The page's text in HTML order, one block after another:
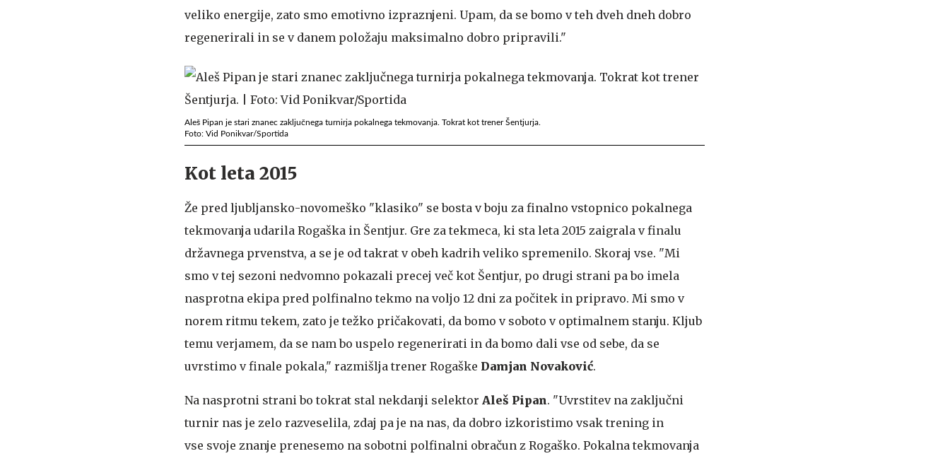
veliko energije, zato smo emotivno izpraznjeni. Upam, da se bomo v teh dveh dneh dobro
regenerirali in se v danem položaju maksimalno dobro pripravili."
Aleš Pipan je stari znanec zaključnega turnirja pokalnega tekmovanja. Tokrat kot trener Šentjurja.
Foto: Vid Ponikvar/Sportida
Kot leta 2015
Že pred ljubljansko-novomeško "klasiko" se bosta v boju za finalno vstopnico pokalnega
tekmovanja udarila Rogaška in Šentjur. Gre za tekmeca, ki sta leta 2015 zaigrala v finalu
državnega prvenstva, a se je od takrat v obeh kadrih veliko spremenilo. Skoraj vse. "Mi
smo v tej sezoni nedvomno pokazali precej več kot Šentjur, po drugi strani pa bo imela
nasprotna ekipa pred polfinalno tekmo na voljo 12 dni za počitek in pripravo. Mi smo v
norem ritmu tekem, zato je težko pričakovati, da bomo v soboto v optimalnem stanju. Kljub
temu verjamem, da se nam bo uspelo regenerirati in da bomo dali vse od sebe, da se
uvrstimo v finale pokala," razmišlja trener Rogaške Damjan Novaković.
Na nasprotni strani bo tokrat stal nekdanji selektor Aleš Pipan. "Uvrstitev na zaključni
turnir nas je zelo razveselila, zdaj pa je na nas, da dobro izkoristimo vsak trening in
vse svoje znanje prenesemo na sobotni polfinalni obračun z Rogaško. Pokalna tekmovanja